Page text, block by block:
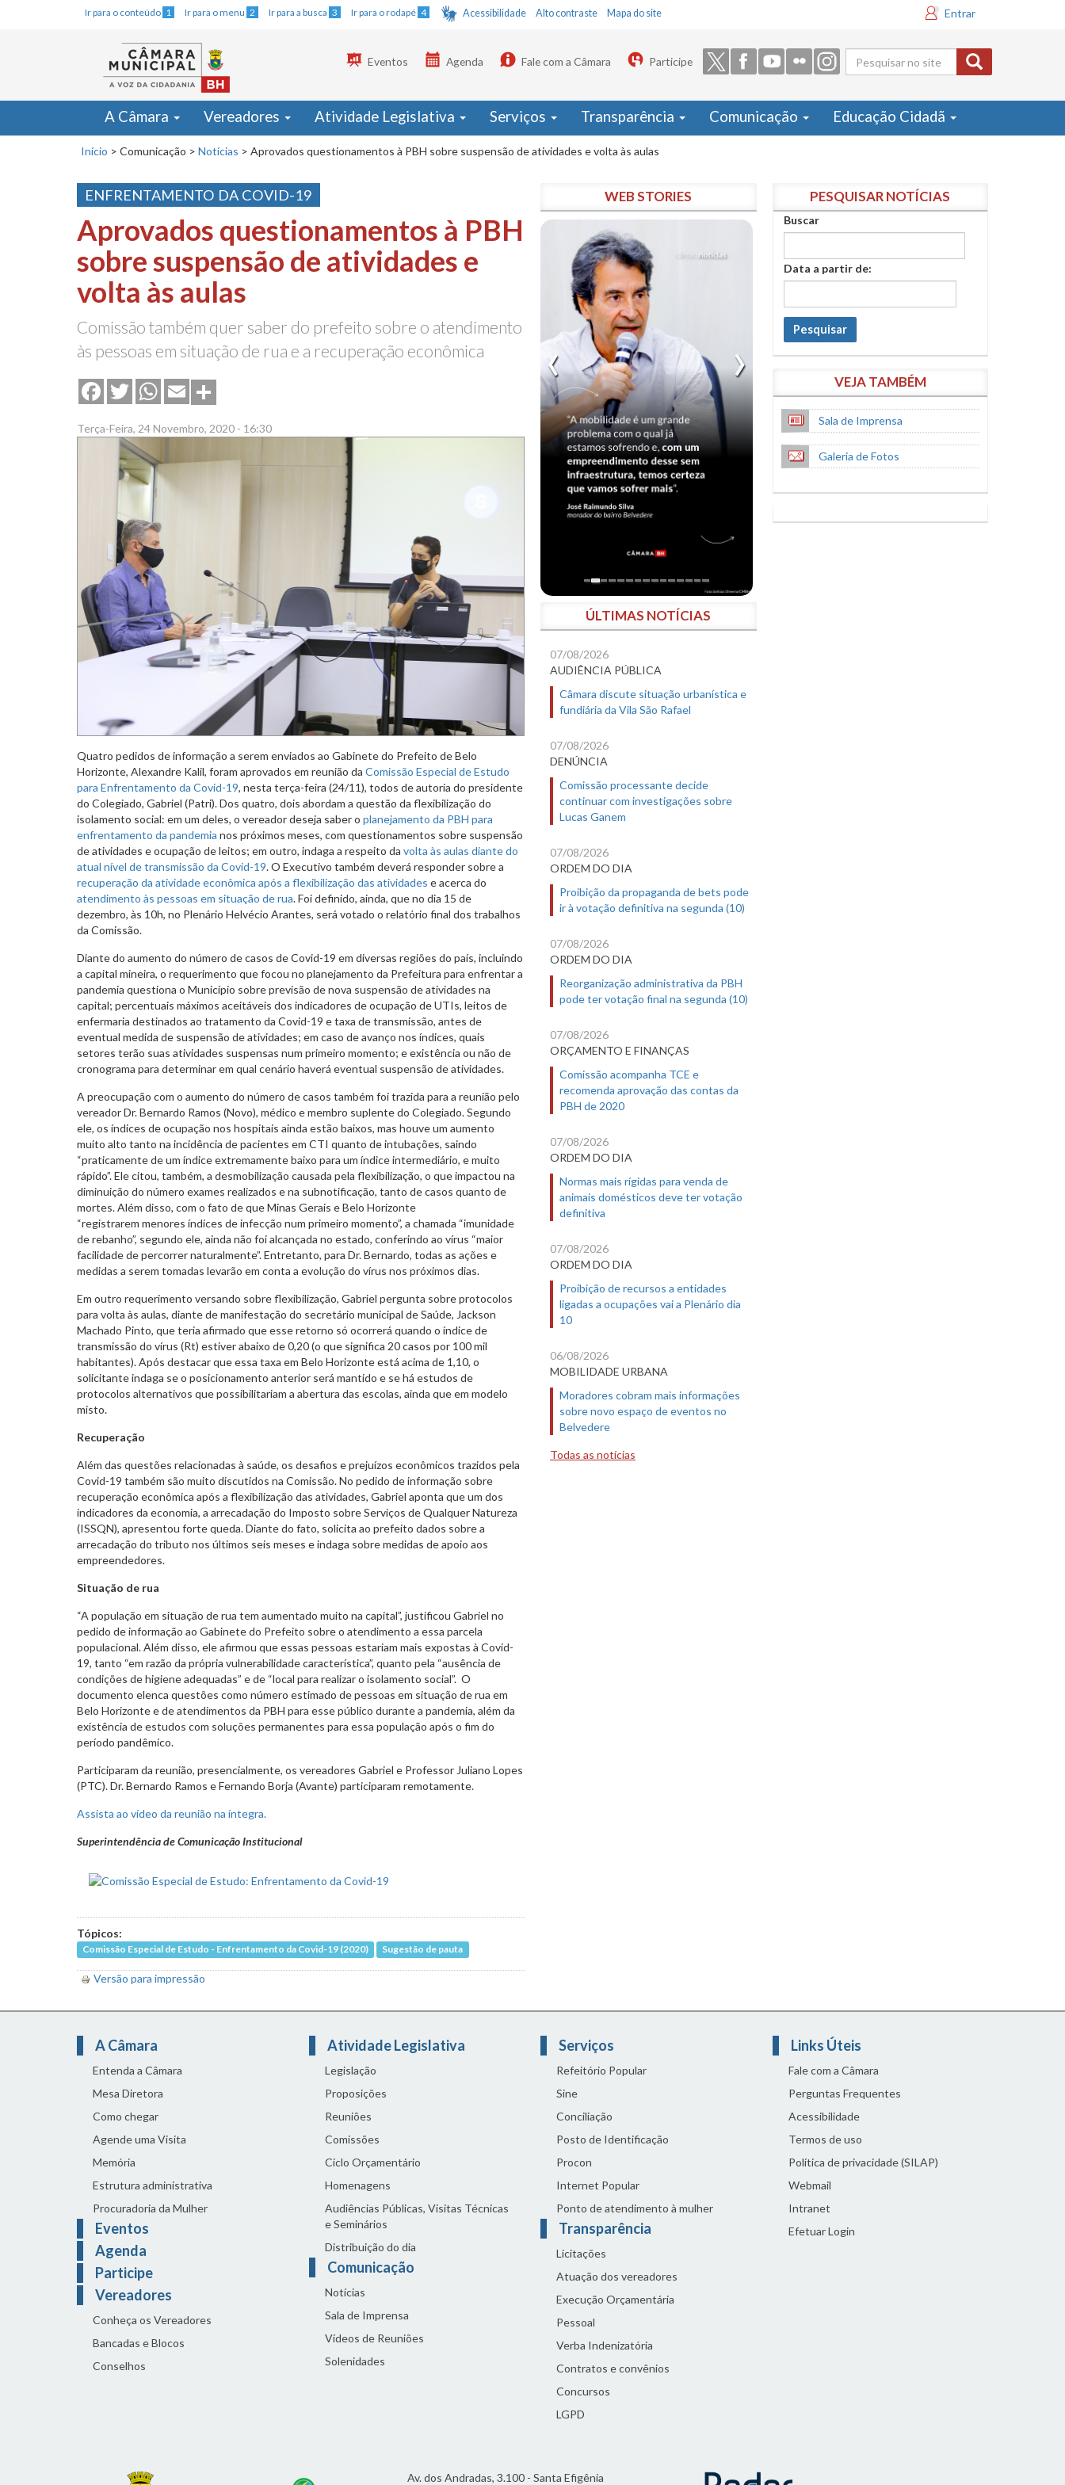
Ir para o conteúdo 1 Ir para o menu 2 Ir para a busca 3 Ir para o rodapé 4 Acessibilidade Alto contraste Mapa do site Entrar
Formulário
de busca
Eventos Agenda Fale com a Câmara Participe
A Câmara Vereadores Atividade Legislativa Serviços Transparência Comunicação Educação Cidadã
Início > Comunicação > Notícias > Aprovados questionamentos à PBH sobre suspensão de atividades e volta às aulas
ENFRENTAMENTO DA COVID-19
Aprovados questionamentos à PBH
sobre suspensão de atividades e
volta às aulas
Comissão também quer saber do prefeito sobre o atendimento
às pessoas em situação de rua e a recuperação econômica
FacebookTwitterWhatsApp
Email
Terça-Feira, 24 Novembro, 2020 - 16:30
Quatro pedidos de informação a serem enviados ao Gabinete do Prefeito de Belo
Horizonte, Alexandre Kalil, foram aprovados em reunião da Comissão Especial de Estudo
para Enfrentamento da Covid-19, nesta terça-feira (24/11), todos de autoria do presidente
do Colegiado, Gabriel (Patri). Dos quatro, dois abordam a questão da flexibilização do
isolamento social: em um deles, o vereador deseja saber o planejamento da PBH para
enfrentamento da pandemia nos próximos meses, com questionamentos sobre suspensão
de atividades e ocupação de leitos; em outro, indaga a respeito da volta às aulas diante do
atual nível de transmissão da Covid-19. O Executivo também deverá responder sobre a
recuperação da atividade econômica após a flexibilização das atividades e acerca do
atendimento às pessoas em situação de rua. Foi definido, ainda, que no dia 15 de
dezembro, às 10h, no Plenário Helvécio Arantes, será votado o relatório final dos trabalhos
da Comissão.
Diante do aumento do número de casos de Covid-19 em diversas regiões do país, incluindo
a capital mineira, o requerimento que focou no planejamento da Prefeitura para enfrentar a
pandemia questiona o Município sobre previsão de nova suspensão de atividades na
capital; percentuais máximos aceitáveis dos indicadores de ocupação de UTIs, leitos de
enfermaria destinados ao tratamento da Covid-19 e taxa de transmissão, antes de
eventual medida de suspensão de atividades; em caso de avanço nos índices, quais
setores terão suas atividades suspensas num primeiro momento; e existência ou não de
cronograma para determinar em qual cenário haverá eventual suspensão de atividades.
A preocupação com o aumento do número de casos também foi trazida para a reunião pelo
vereador Dr. Bernardo Ramos (Novo), médico e membro suplente do Colegiado. Segundo
ele, os índices de ocupação nos hospitais ainda estão baixos, mas houve um aumento
muito alto tanto na incidência de pacientes em CTI quanto de intubações, saindo
“praticamente de um índice extremamente baixo para um índice intermediário, e muito
rápido”. Ele citou, também, a desmobilização causada pela flexibilização, o que impactou na
diminuição do número exames realizados e na subnotificação, tanto de casos quanto de
mortes. Além disso, com o fato de que Minas Gerais e Belo Horizonte
“registrarem menores índices de infecção num primeiro momento”, a chamada “imunidade
de rebanho”, segundo ele, ainda não foi alcançada no estado, conferindo ao vírus “maior
facilidade de percorrer naturalmente”. Entretanto, para Dr. Bernardo, todas as ações e
medidas a serem tomadas levarão em conta a evolução do vírus nos próximos dias.
Em outro requerimento versando sobre flexibilização, Gabriel pergunta sobre protocolos
para volta às aulas, diante de manifestação do secretário municipal de Saúde, Jackson
Machado Pinto, que teria afirmado que esse retorno só ocorrerá quando o índice de
transmissão do vírus (Rt) estiver abaixo de 0,20 (o que significa 20 casos por 100 mil
habitantes). Após destacar que essa taxa em Belo Horizonte está acima de 1,10, o
solicitante indaga se o posicionamento anterior será mantido e se há estudos de
protocolos alternativos que possibilitariam a abertura das escolas, ainda que em modelo
misto.
Recuperação
Além das questões relacionadas à saúde, os desafios e prejuízos econômicos trazidos pela
Covid-19 também são muito discutidos na Comissão. No pedido de informação sobre
recuperação econômica após a flexibilização das atividades, Gabriel aponta que um dos
indicadores da economia, a arrecadação do Imposto sobre Serviços de Qualquer Natureza
(ISSQN), apresentou forte queda. Diante do fato, solicita ao prefeito dados sobre a
arrecadação do tributo nos últimos seis meses e indaga sobre medidas de apoio aos
empreendedores.
Situação de rua
“A população em situação de rua tem aumentado muito na capital”, justificou Gabriel no
pedido de informação ao Gabinete do Prefeito sobre o atendimento a essa parcela
populacional. Além disso, ele afirmou que essas pessoas estariam mais expostas à Covid-
19, tanto “em razão da própria vulnerabilidade característica”, quanto pela “ausência de
condições de higiene adequadas” e de “local para realizar o isolamento social”. O
documento elenca questões como número estimado de pessoas em situação de rua em
Belo Horizonte e de atendimentos da PBH para esse público durante a pandemia, além da
existência de estudos com soluções permanentes para essa população após o fim do
período pandêmico.
Participaram da reunião, presencialmente, os vereadores Gabriel e Professor Juliano Lopes
(PTC). Dr. Bernardo Ramos e Fernando Borja (Avante) participaram remotamente.
Assista ao vídeo da reunião na íntegra.
Superintendência de Comunicação Institucional
Tópicos:
Comissão Especial de Estudo - Enfrentamento da Covid-19 (2020) Sugestão de pauta
Versão para impressão
WEB STORIES
ÚLTIMAS NOTÍCIAS
07/08/2026
AUDIÊNCIA PÚBLICA
Câmara discute situação urbanística e
fundiária da Vila São Rafael
07/08/2026
DENÚNCIA
Comissão processante decide
continuar com investigações sobre
Lucas Ganem
07/08/2026
ORDEM DO DIA
Proibição da propaganda de bets pode
ir à votação definitiva na segunda (10)
07/08/2026
ORDEM DO DIA
Reorganização administrativa da PBH
pode ter votação final na segunda (10)
07/08/2026
ORÇAMENTO E FINANÇAS
Comissão acompanha TCE e
recomenda aprovação das contas da
PBH de 2020
07/08/2026
ORDEM DO DIA
Normas mais rígidas para venda de
animais domésticos deve ter votação
definitiva
07/08/2026
ORDEM DO DIA
Proibição de recursos a entidades
ligadas a ocupações vai a Plenário dia
10
06/08/2026
MOBILIDADE URBANA
Moradores cobram mais informações
sobre novo espaço de eventos no
Belvedere
Todas as notícias
PESQUISAR NOTÍCIAS
Buscar
Data a partir de:
Pesquisar
VEJA TAMBÉM
Sala de Imprensa
Galeria de Fotos
A Câmara
Entenda a Câmara
Mesa Diretora
Como chegar
Agende uma Visita
Memória
Estrutura administrativa
Procuradoria da Mulher
Eventos
Agenda
Participe
Vereadores
Conheça os Vereadores
Bancadas e Blocos
Conselhos
Atividade Legislativa
Legislação
Proposições
Reuniões
Comissões
Ciclo Orçamentário
Homenagens
Audiências Públicas, Visitas Técnicas
e Seminários
Distribuição do dia
Comunicação
Notícias
Sala de Imprensa
Vídeos de Reuniões
Solenidades
Serviços
Refeitório Popular
Sine
Conciliação
Posto de Identificação
Procon
Internet Popular
Ponto de atendimento à mulher
Transparência
Licitações
Atuação dos vereadores
Execução Orçamentária
Pessoal
Verba Indenizatória
Contratos e convênios
Concursos
LGPD
Links Úteis
Fale com a Câmara
Perguntas Frequentes
Acessibilidade
Termos de uso
Política de privacidade (SILAP)
Webmail
Intranet
Efetuar Login
Av. dos Andradas, 3.100 - Santa Efigênia